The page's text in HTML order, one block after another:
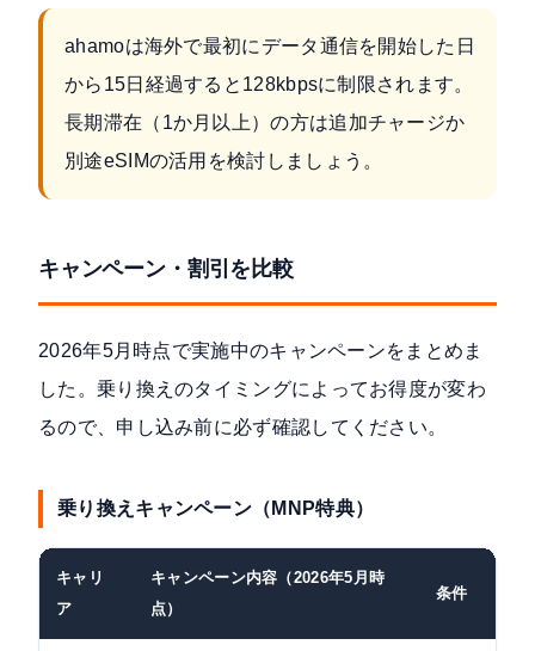
ahamoは海外で最初にデータ通信を開始した日
から15日経過すると128kbpsに制限されます。
長期滞在（1か月以上）の方は追加チャージか
別途eSIMの活用を検討しましょう。
キャンペーン・割引を比較
2026年5月時点で実施中のキャンペーンをまとめま
した。乗り換えのタイミングによってお得度が変わ
るので、申し込み前に必ず確認してください。
乗り換えキャンペーン（MNP特典）
キャリ
ア
キャンペーン内容（2026年5月時
点）
条件